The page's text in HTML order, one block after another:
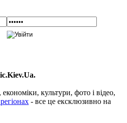
, економіки, культури, фото і відео,
- все це ексклюзивно на